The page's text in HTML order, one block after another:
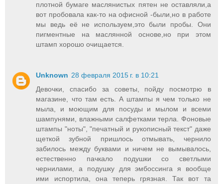
плотной бумаге маслянистых пятен не оставляли,а
вот пробовала как-то на офисной -были,но в работе
мы ведь её не используем,это были пробы. Они
пигментные на маслянной основе,но при этом
штамп хорошо очищается.
Unknown 28 февраля 2015 г. в 10:21
Девочки, спасибо за советы, пойду посмотрю в
магазине, что там есть. А штампы я чем только не
мыла, и моющим для посуды и мылом и всеми
шампунями, влажными салфетками терла. Фоновые
штампы "ноты", "печатный и рукописный текст" даже
щеткой зубной пришлось отмывать, чернило
забилось между буквами и ничем не вымывалось,
естественно пачкало подушки со светлыми
чернилами, а подушку для эмбоссинга я вообще
ими испортила, она теперь грязная. Так вот та